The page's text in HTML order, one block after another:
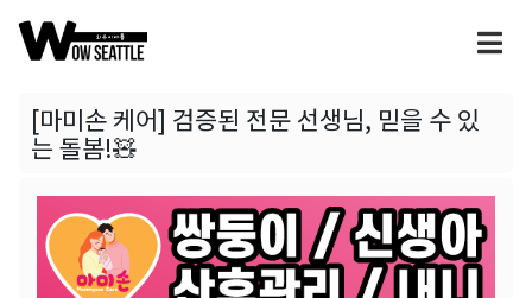
[마미손 케어] 검증된 전문 선생님, 믿을 수 있
는 돌봄!🧸